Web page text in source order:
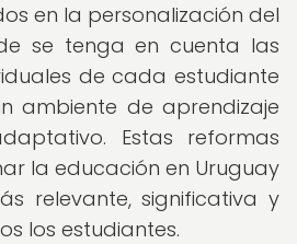
en la personalización del
se tenga en cuenta las
de cada estudiante
ambiente de aprendizaje
Estas reformas
la educación en Uruguay
relevante, significativa y
los estudiantes.